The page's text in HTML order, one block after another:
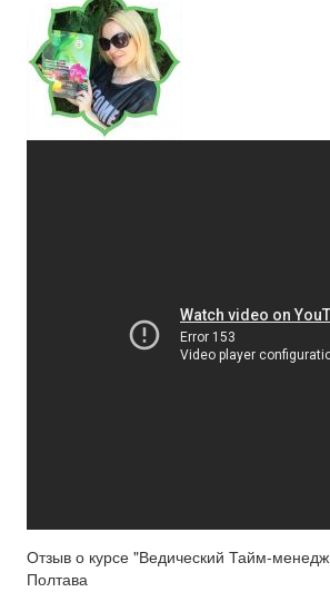
Отзыв о курсе "Ведический Тайм-
Полтава